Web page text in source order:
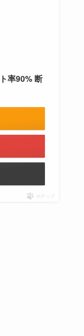
率90% 断
ポチップ